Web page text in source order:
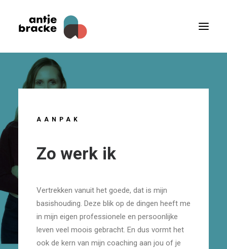
AANPAK
Zo werk ik
Vertrekken vanuit het goede, dat is mijn
basishouding. Deze blik op de dingen heeft me
in mijn eigen professionele en persoonlijke
leven veel moois gebracht. En dus vormt het
ook de kern van mijn coaching aan jou of je